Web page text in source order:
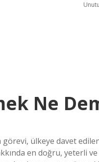
Ne
ülkeye davet
en doğru, yeterli